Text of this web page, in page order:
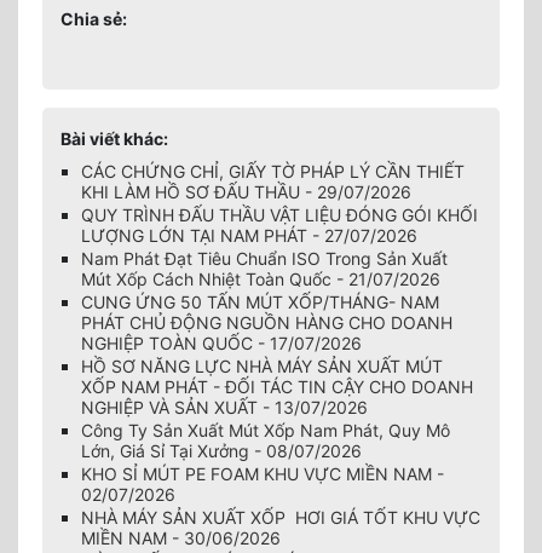
Chia sẻ:
Bài viết khác:
CÁC CHỨNG CHỈ, GIẤY TỜ PHÁP LÝ CẦN THIẾT
KHI LÀM HỒ SƠ ĐẤU THẦU - 29/07/2026
QUY TRÌNH ĐẤU THẦU VẬT LIỆU ĐÓNG GÓI KHỐI
LƯỢNG LỚN TẠI NAM PHÁT - 27/07/2026
Nam Phát Đạt Tiêu Chuẩn ISO Trong Sản Xuất
Mút Xốp Cách Nhiệt Toàn Quốc - 21/07/2026
CUNG ỨNG 50 TẤN MÚT XỐP/THÁNG- NAM
PHÁT CHỦ ĐỘNG NGUỒN HÀNG CHO DOANH
NGHIỆP TOÀN QUỐC - 17/07/2026
HỒ SƠ NĂNG LỰC NHÀ MÁY SẢN XUẤT MÚT
XỐP NAM PHÁT - ĐỐI TÁC TIN CẬY CHO DOANH
NGHIỆP VÀ SẢN XUẤT - 13/07/2026
Công Ty Sản Xuất Mút Xốp Nam Phát, Quy Mô
Lớn, Giá Sỉ Tại Xưởng - 08/07/2026
KHO SỈ MÚT PE FOAM KHU VỰC MIỀN NAM -
02/07/2026
NHÀ MÁY SẢN XUẤT XỐP HƠI GIÁ TỐT KHU VỰC
MIỀN NAM - 30/06/2026